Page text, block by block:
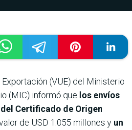
(VUE) del Ministerio
(MIC) informó que los envíos
Certificado de Origen
de USD 1.055 millones y un